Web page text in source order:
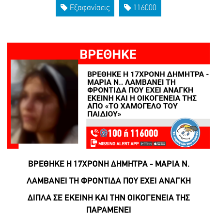
Εξαφανίσεις 116000
ΒΡΕΘΗΚΕ Η 17ΧΡΟΝΗ ΔΗΜΗΤΡΑ - ΜΑΡΙΑ Ν.
ΛΑΜΒΑΝΕΙ ΤΗ ΦΡΟΝΤΙΔΑ ΠΟΥ ΕΧΕΙ ΑΝΑΓΚΗ
ΔΙΠΛΑ ΣΕ ΕΚΕΙΝΗ ΚΑΙ ΤΗΝ ΟΙΚΟΓΕΝΕΙΑ ΤΗΣ
ΠΑΡΑΜΕΝΕΙ